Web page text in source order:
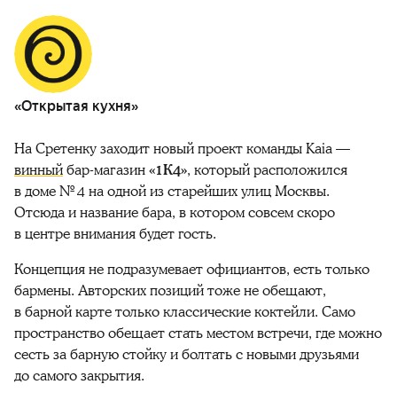
«Открытая кухня»
На Сретенку заходит новый проект команды Kaia —
винныйбар-магазин«1К4», который расположился
в доме № 4 на одной из старейших улиц Москвы.
Отсюда и название бара, в котором совсем скоро
в центре внимания будет гость.
Концепция не подразумевает официантов, есть только
бармены. Авторских позиций тоже не обещают,
в барной карте только классические коктейли. Само
пространство обещает стать местом встречи, где можно
сесть за барную стойку и болтать с новыми друзьями
до самого закрытия.